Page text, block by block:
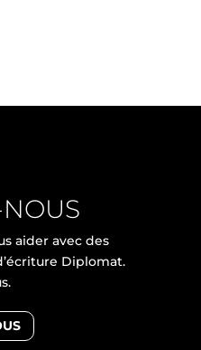
aider avec des
Diplomat.